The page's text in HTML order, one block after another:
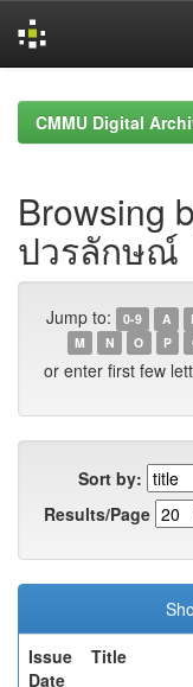
navigationCMMU Digital
Browsing
ปวรลักษณ์
Jump to: 0-9 A
M
N O P
or enter first few
Sort by:
Results/Page
Issue
Date
Title